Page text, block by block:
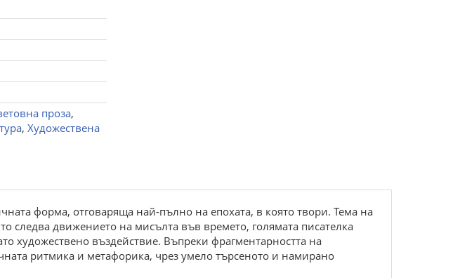
проза,
, Художествена
форма, отговаряща най-пълно на епохата, в която твори. Тема на
следва движението на мисълта във времето, голямата писателка
художествено въздействие. Въпреки фрагментарността на
ритмика и метафорика, чрез умело търсеното и намирано